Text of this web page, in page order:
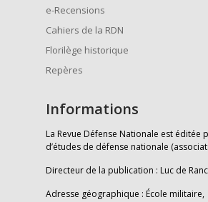
e-Recensions
Cahiers de la RDN
Florilège historique
Repères
Informations
La Revue Défense Nationale est éditée
d’études de défense nationale
Directeur de la publication : Luc de
Adresse géographique : École militaire,